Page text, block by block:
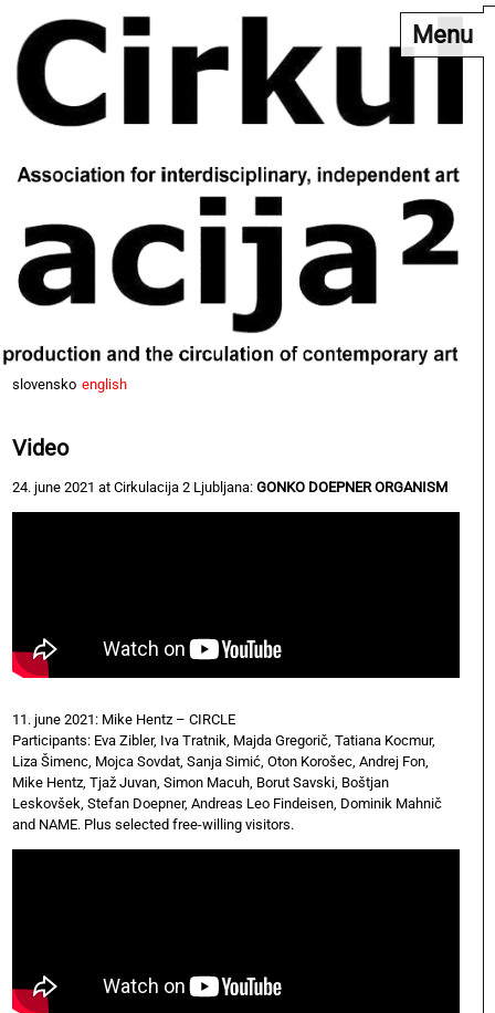
slovensko english
Menu
Video
24. june 2021 at Cirkulacija 2 Ljubljana: GONKO DOEPNER ORGANISM
11. june 2021: Mike Hentz – CIRCLE
Participants: Eva Zibler, Iva Tratnik, Majda Gregorič, Tatiana Kocmur,
Liza Šimenc, Mojca Sovdat, Sanja Simić, Oton Korošec, Andrej Fon,
Mike Hentz, Tjaž Juvan, Simon Macuh, Borut Savski, Boštjan
Leskovšek, Stefan Doepner, Andreas Leo Findeisen, Dominik Mahnič
and NAME. Plus selected free-willing visitors.